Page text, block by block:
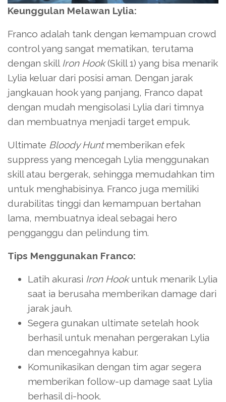
Keunggulan Melawan Lylia:
Franco adalah tank dengan kemampuan crowd
control yang sangat mematikan, terutama
dengan skill Iron Hook(Skill 1) yang bisa menarik
Lylia keluar dari posisi aman. Dengan jarak
jangkauan hook yang panjang, Franco dapat
dengan mudah mengisolasi Lylia dari timnya
dan membuatnya menjadi target empuk.
Ultimate Bloody Huntmemberikan efek
suppress yang mencegah Lylia menggunakan
skill atau bergerak, sehingga memudahkan tim
untuk menghabisinya. Franco juga memiliki
durabilitas tinggi dan kemampuan bertahan
lama, membuatnya ideal sebagai hero
pengganggu dan pelindung tim.
Tips Menggunakan Franco:
Latih akurasi Iron Hookuntuk menarik Lylia
saat ia berusaha memberikan damage dari
jarak jauh.
Segera gunakan ultimate setelah hook
berhasil untuk menahan pergerakan Lylia
dan mencegahnya kabur.
Komunikasikan dengan tim agar segera
memberikan follow-up damage saat Lylia
berhasil di-hook.